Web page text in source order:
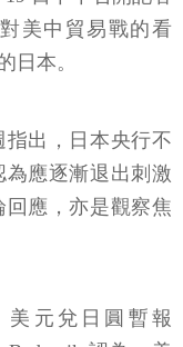
美中貿易戰的看
日本。
出，日本央行不
應逐漸退出刺激
應，亦是觀察焦
美元兌日圓暫報